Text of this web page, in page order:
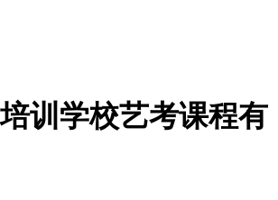
训学校艺考课程有